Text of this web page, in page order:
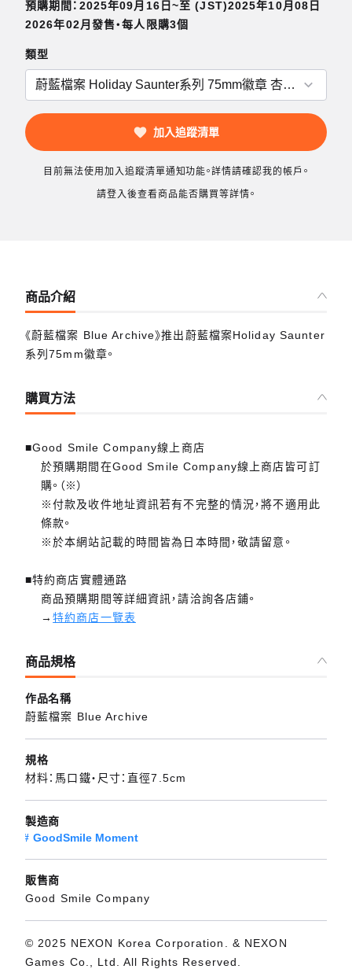
預購期間：2025年09月16日~至 (JST)2025年10月08日
2026年02月發售・每人限購3個
類型
加入追蹤清單
目前無法使用加入追蹤清單通知功能。詳情請確認我的帳戶。
請登入後查看商品能否購買等詳情。
商品介紹
《蔚藍檔案 Blue Archive》推出蔚藍檔案Holiday Saunter
系列75mm徽章。
購買方法
■Good Smile Company線上商店
於預購期間在Good Smile Company線上商店皆可訂
購。（※）
※付款及收件地址資訊若有不完整的情況，將不適用此
條款。
※於本網站記載的時間皆為日本時間，敬請留意。
■特約商店實體通路
商品預購期間等詳細資訊，請洽詢各店鋪。
→特約商店一覽表
商品規格
作品名稱
蔚藍檔案 Blue Archive
規格
材料：馬口鐵・尺寸：直徑7.5cm
製造商
GoodSmile Moment
販售商
Good Smile Company
© 2025 NEXON Korea Corporation. & NEXON
Games Co., Ltd. All Rights Reserved.